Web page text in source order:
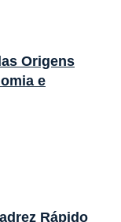
Origens
e
Rápido